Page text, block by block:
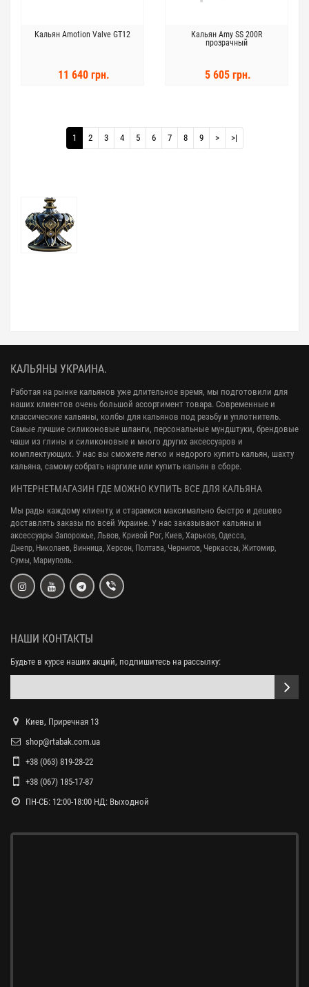
Кальян Amotion Valve GT12
11 640 грн.
Кальян Amy SS 200R
прозрачный
5 605 грн.
1 2 3 4 5 6 7 8 9 > >|
КАЛЬЯНЫ УКРАИНА.
Работая на рынке кальянов уже длительное время, мы подготовили для
наших клиентов очень большой ассортимент товара. Современные и
классические кальяны, колбы для кальянов под резьбу и уплотнитель.
Самые лучшие силиконовые шланги, персональные мундштуки, брендовые
чаши из глины и силиконовые и много других аксессуаров и
комплектующих. У нас вы сможете легко и недорого купить кальян, шахту
кальяна, самому собрать наргиле или купить кальян в сборе.
ИНТЕРНЕТ-МАГАЗИН ГДЕ МОЖНО КУПИТЬ ВСЕ ДЛЯ КАЛЬЯНА
Мы рады каждому клиенту, и стараемся максимально быстро и дешево
доставлять заказы по всей Украине. У нас заказывают кальяны и
аксессуары Запорожье, Львов, Кривой Рог, Киев, Харьков, Одесса,
Днепр, Николаев, Винница, Херсон, Полтава, Чернигов, Черкассы, Житомир,
Сумы, Мариуполь.
НАШИ КОНТАКТЫ
Будьте в курсе наших акций, подпишитесь на рассылку:
Киев, Приречная 13
shop@rtabak.com.ua
+38 (063) 819-28-22
+38 (067) 185-17-87
ПН-СБ: 12:00-18:00 НД: Выходной